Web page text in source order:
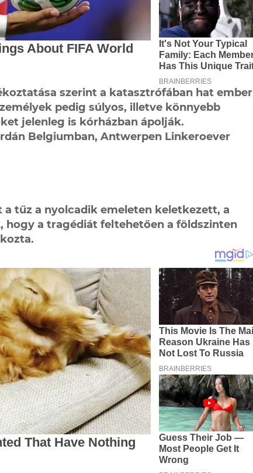
szerint a katasztrófában hat ember
pedig súlyos, illetve könnyebb
jelenleg is kórházban ápolják.
Belgiumban, Antwerpen Linkeroever
tűz a nyolcadik emeleten keletkezett, a
hogy a tragédiát feltehetően a földszinten